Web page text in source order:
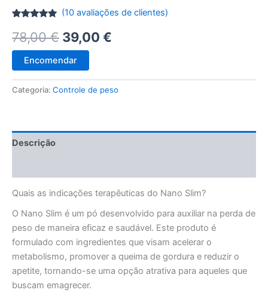
com 5.00
em 5 com
base em
classificações
de clientes
(10avaliações de clientes)
78,00€ O
preço
original
39,00 €
atual
Encomendar
Categoria: Controle de peso
Descrição
Quais as indicações terapêuticas do Nano Slim?
O Nano Slim é um pó desenvolvido para auxiliar na perda de
peso de maneira eficaz e saudável. Este produto é
formulado com ingredientes que visam acelerar o
metabolismo, promover a queima de gordura e reduzir o
apetite, tornando-se uma opção atrativa para aqueles que
buscam emagrecer.